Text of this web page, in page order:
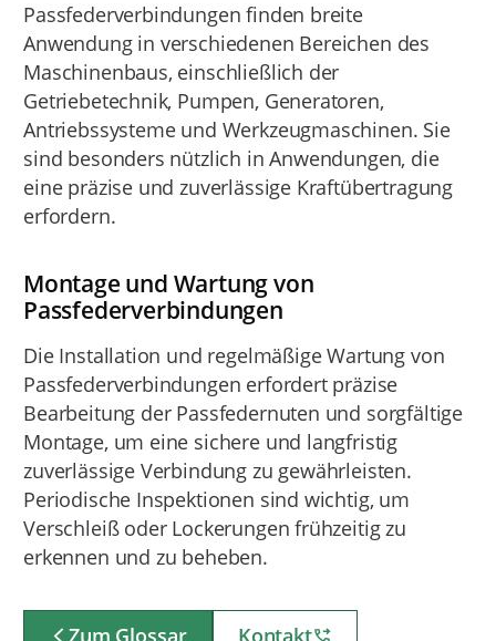
Passfederverbindungen finden breite
Anwendung in verschiedenen Bereichen des
Maschinenbaus, einschließlich der
Getriebetechnik, Pumpen, Generatoren,
Antriebssysteme und Werkzeugmaschinen. Sie
sind besonders nützlich in Anwendungen, die
eine präzise und zuverlässige Kraftübertragung
erfordern.
Montage und Wartung von
Passfederverbindungen
Die Installation und regelmäßige Wartung von
Passfederverbindungen erfordert präzise
Bearbeitung der Passfedernuten und sorgfältige
Montage, um eine sichere und langfristig
zuverlässige Verbindung zu gewährleisten.
Periodische Inspektionen sind wichtig, um
Verschleiß oder Lockerungen frühzeitig zu
erkennen und zu beheben.
Zum Glossar Kontakt